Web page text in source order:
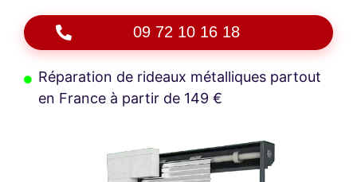
09 72 10 16 18
Réparation de rideaux métalliques partout
en France à partir de 149 €